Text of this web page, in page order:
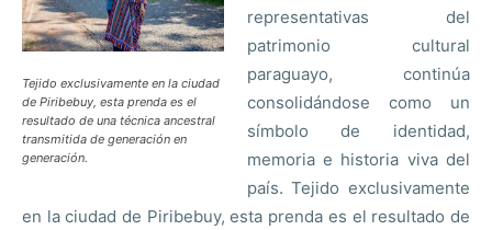
Tejido exclusivamente en la ciudad
de Piribebuy, esta prenda es el
resultado de una técnica ancestral
transmitida de generación en
generación.
representativas del
patrimonio cultural
paraguayo, continúa
consolidándose como un
símbolo de identidad,
memoria e historia viva del
país. Tejido exclusivamente
en la ciudad de Piribebuy, esta prenda es el resultado de